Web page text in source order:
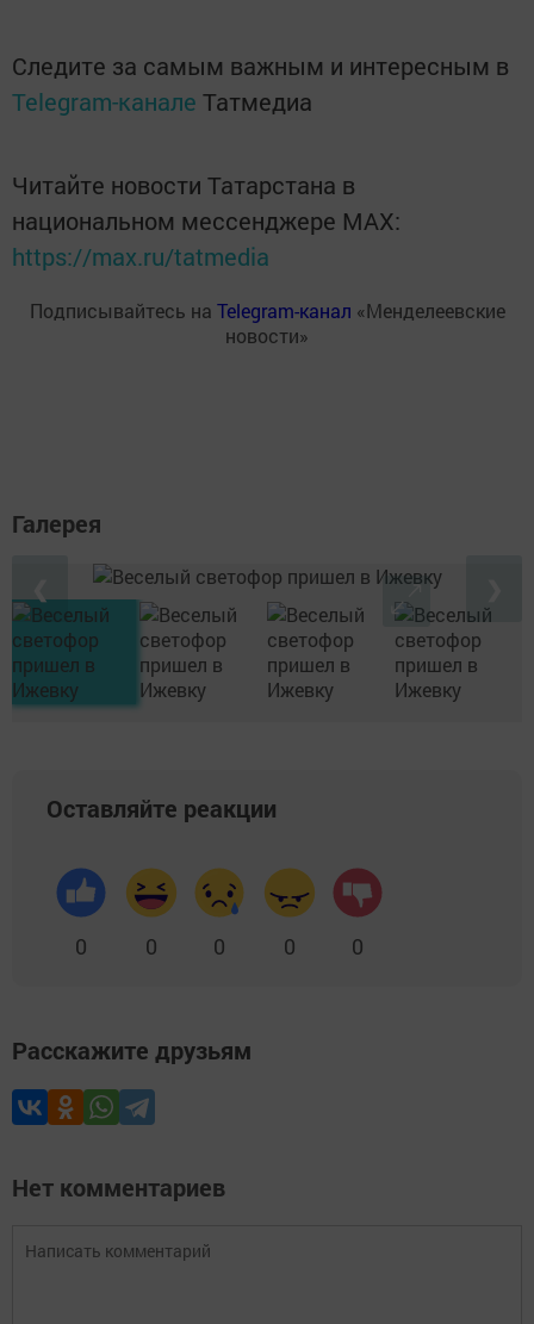
Следите за самым важным и интересным в
Telegram-канале Татмедиа
Читайте новости Татарстана в
национальном мессенджере MАХ:
https://max.ru/tatmedia
Подписывайтесь на Telegram-канал «Менделеевские
новости»
Галерея
Оставляйте реакции
0 0 0 0 0
Расскажите друзьям
Нет комментариев